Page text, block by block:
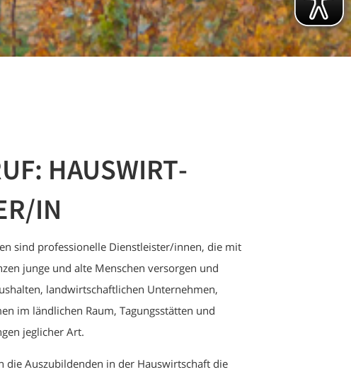
HAUSWIRT­
IN
sind professionelle Dienstleister/innen, die mit
junge und alte Menschen versorgen und
landwirtschaftlichen Unternehmen,
im ländlichen Raum, Tagungsstätten und
jeglicher Art.
die Auszubildenden in der Hauswirtschaft die